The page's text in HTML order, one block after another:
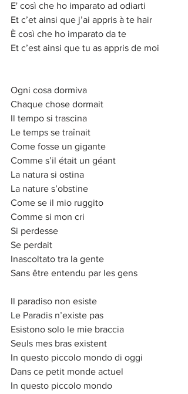
E' così che ho imparato ad odiarti
Et c’et ainsi que j’ai appris à te hair
È così che ho imparato da te
Et c’est ainsi que tu as appris de moi
Ogni cosa dormiva
Chaque chose dormait
Il tempo si trascina
Le temps se traînait
Come fosse un gigante
Comme s’il était un géant
La natura si ostina
La nature s’obstine
Come se il mio ruggito
Comme si mon cri
Si perdesse
Se perdait
Inascoltato tra la gente
Sans être entendu par les gens
Il paradiso non esiste
Le Paradis n’existe pas
Esistono solo le mie braccia
Seuls mes bras existent
In questo piccolo mondo di oggi
Dans ce petit monde actuel
In questo piccolo mondo